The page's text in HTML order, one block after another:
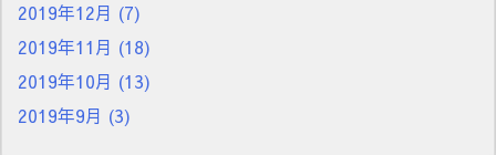
2019年12月 (7)
2019年11月 (18)
2019年10月 (13)
2019年9月 (3)